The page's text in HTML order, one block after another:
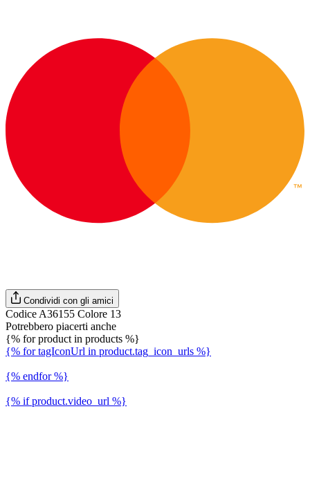
Condividi con gli amici
Codice A36155 Colore 13
Potrebbero piacerti anche
{% for product in products %}
{% for tagIconUrl in product.tag_icon_urls %}
{% endfor %}
{% if product.video_url %}